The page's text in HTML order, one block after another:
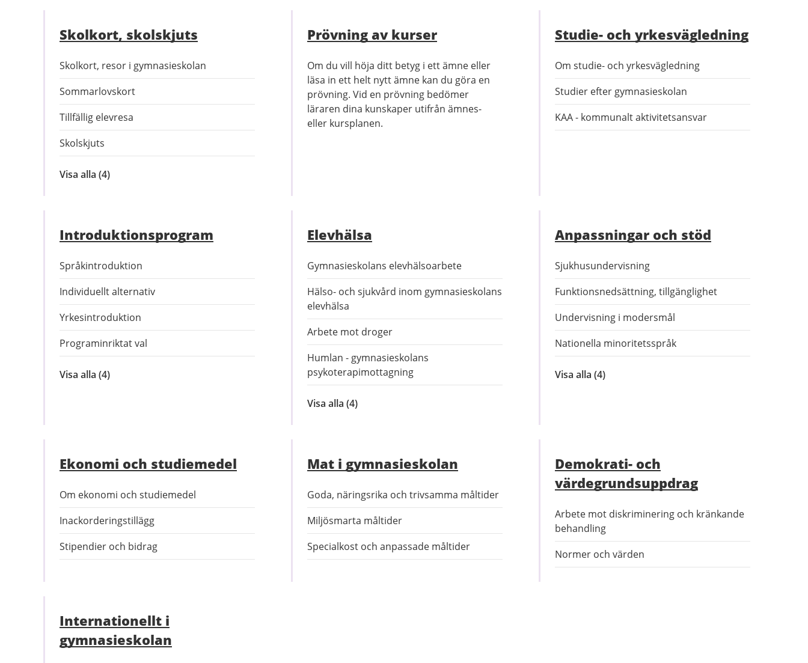
Skolkort, skolskjuts
Skolkort, resor i gymnasieskolan
Sommarlovskort
Tillfällig elevresa
Skolskjuts
Visa alla inom
(4)
Prövning av kurser
Om du vill höja ditt betyg i ett ämne eller
läsa in ett helt nytt ämne kan du göra en
prövning. Vid en prövning bedömer
läraren dina kunskaper utifrån ämnes-
eller kursplanen.
Studie- och yrkesvägledning
Om studie- och yrkesvägledning
Studier efter gymnasieskolan
KAA - kommunalt aktivitetsansvar
Introduktions­program
Språkintroduktion
Individuellt alternativ
Yrkesintroduktion
Programinriktat val
Visa alla inom
(4)
Elevhälsa
Gymnasieskolans elevhälsoarbete
Hälso- och sjukvård inom gymnasieskolans
elevhälsa
Arbete mot droger
Humlan - gymnasieskolans
psykoterapimottagning
Visa alla inom
(4)
Anpassningar och stöd
Sjukhusundervisning
Funktionsnedsättning, tillgänglighet
Undervisning i modersmål
Nationella minoritetsspråk
Visa alla inom
(4)
Ekonomi och studiemedel
Om ekonomi och studiemedel
Inackorderingstillägg
Stipendier och bidrag
Mat i gymnasieskolan
Goda, näringsrika och trivsamma måltider
Miljösmarta måltider
Specialkost och anpassade måltider
Demokrati- och
värdegrundsuppdrag
Arbete mot diskriminering och kränkande
behandling
Normer och värden
Internationellt i
gymnasieskolan